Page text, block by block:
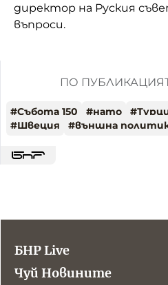
директор на Руския
въпроси.
ПО
#Събота 150 #нато #
#Швеция #външна
БНР Live
Чуй Новините